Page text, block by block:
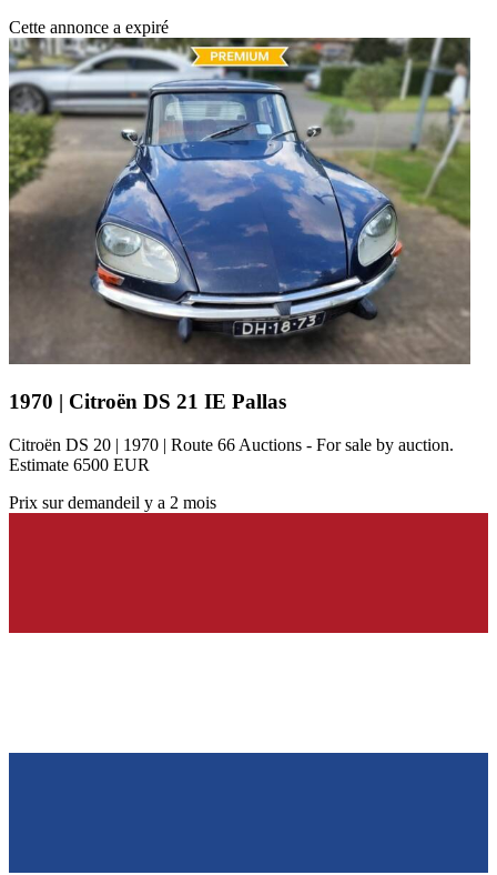
Cette annonce a expiré
1970 | Citroën DS 21 IE Pallas
Citroën DS 20 | 1970 | Route 66 Auctions - For sale by auction.
Estimate 6500 EUR
Prix sur demandeil y a 2 mois